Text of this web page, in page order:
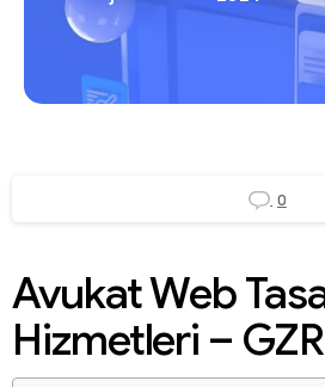
0
Avukat Web
Hizmetleri –